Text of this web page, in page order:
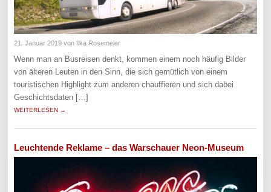
21. Januar 2019 von Ilka Rosemeier
Wenn man an Busreisen denkt, kommen einem noch häufig Bilder
von älteren Leuten in den Sinn, die sich gemütlich von einem
touristischen Highlight zum anderen chauffieren und sich dabei
Geschichtsdaten […]
WEITERLESEN →
Leuchtende Reklame – das Warschauer Neon-Museum